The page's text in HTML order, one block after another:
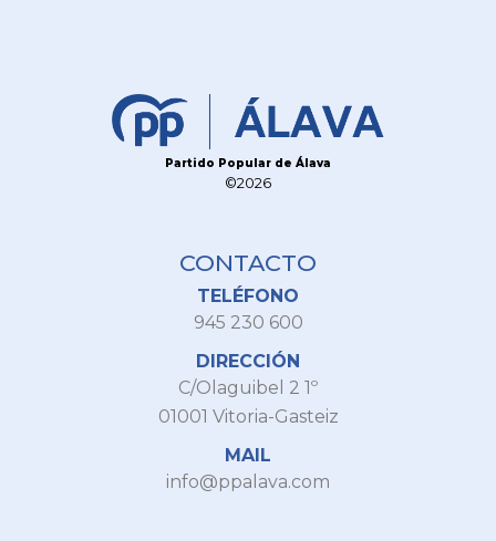
Partido Popular de Álava
©2026
CONTACTO
TELÉFONO
945 230 600
DIRECCIÓN
C/Olaguibel 2 1º
01001 Vitoria-Gasteiz
MAIL
info@ppalava.com